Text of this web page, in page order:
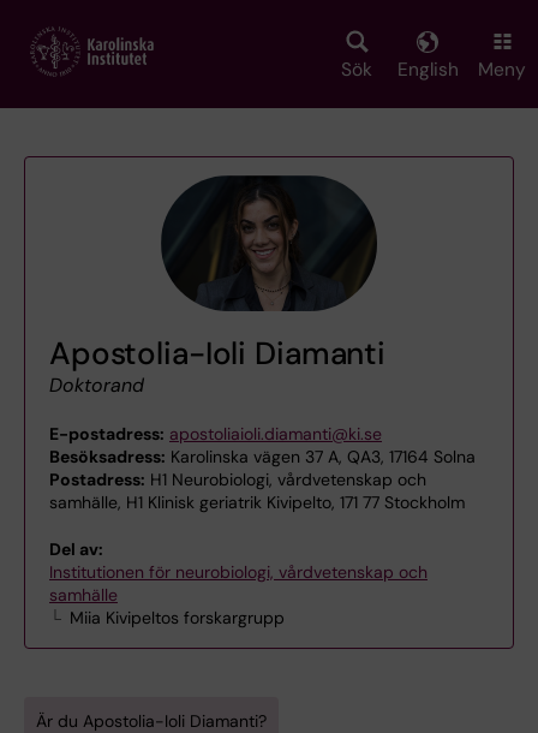
main
Sök English Meny
Apostolia-Ioli Diamanti
Doktorand
E-postadress: apostoliaioli.diamanti@ki.se
Besöksadress: Karolinska vägen 37 A, QA3, 17164 Solna
Postadress: H1 Neurobiologi, vårdvetenskap och
samhälle, H1 Klinisk geriatrik Kivipelto, 171 77 Stockholm
Del av:
Institutionen för neurobiologi, vårdvetenskap och
samhälle
Miia Kivipeltos forskargrupp
Är du Apostolia-Ioli Diamanti?